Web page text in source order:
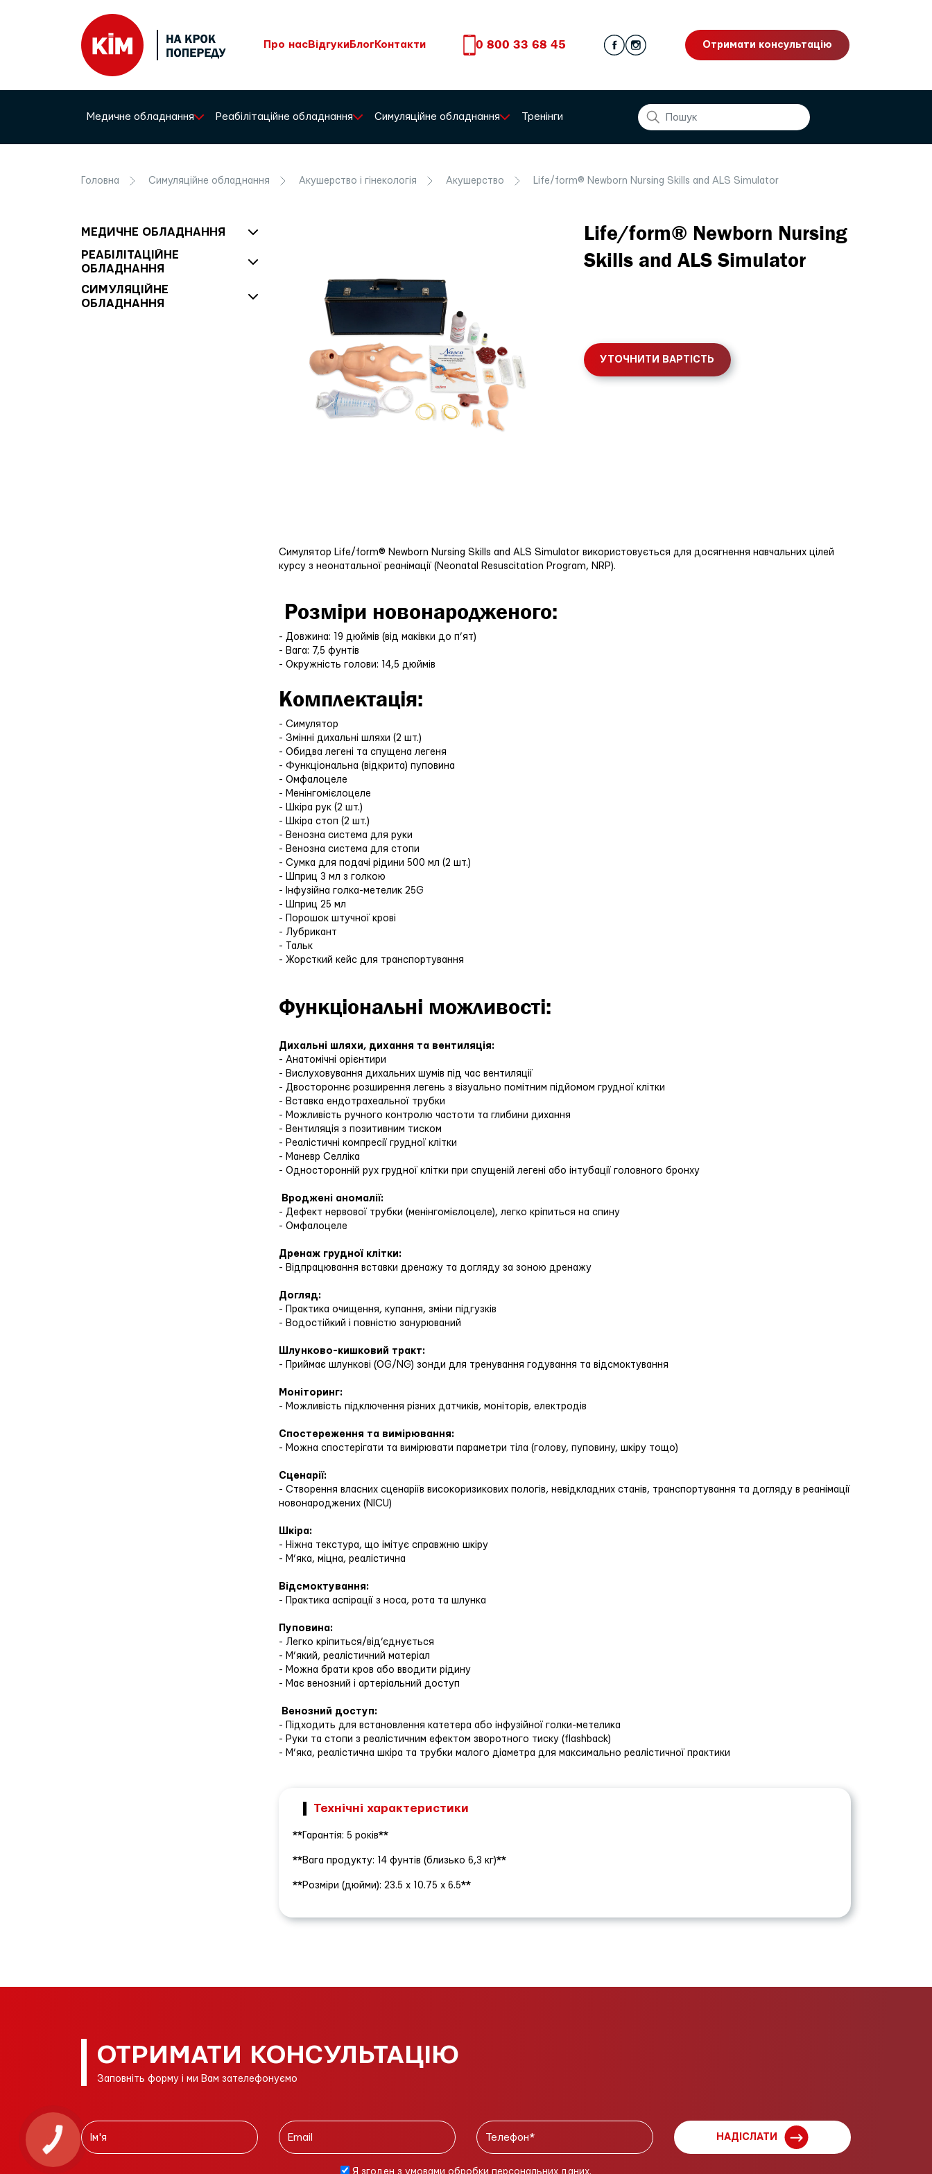
Про нас Відгуки Блог Контакти 0 800 33 68 45 Отримати консультацію
Медичне обладнання Реабілітаційне обладнання Симуляційне обладнання Тренінги
Головна Симуляційне обладнання Акушерство і гінекологія Акушерство Life/form® Newborn Nursing Skills and ALS Simulator
МЕДИЧНЕ ОБЛАДНАННЯ
РЕАБІЛІТАЦІЙНЕ
ОБЛАДНАННЯ
СИМУЛЯЦІЙНЕ
ОБЛАДНАННЯ
Life/form® Newborn Nursing
Skills and ALS Simulator
УТОЧНИТИ ВАРТІСТЬ
Симулятор Life/form® Newborn Nursing Skills and ALS Simulator використовується для досягнення навчальних цілей
курсу з неонатальної реанімації (Neonatal Resuscitation Program, NRP).
Розміри новонародженого:
- Довжина: 19 дюймів (від маківки до п’ят)
- Вага: 7,5 фунтів
- Окружність голови: 14,5 дюймів
Комплектація:
- Симулятор
- Змінні дихальні шляхи (2 шт.)
- Обидва легені та спущена легеня
- Функціональна (відкрита) пуповина
- Омфалоцеле
- Менінгомієлоцеле
- Шкіра рук (2 шт.)
- Шкіра стоп (2 шт.)
- Венозна система для руки
- Венозна система для стопи
- Сумка для подачі рідини 500 мл (2 шт.)
- Шприц 3 мл з голкою
- Інфузійна голка-метелик 25G
- Шприц 25 мл
- Порошок штучної крові
- Лубрикант
- Тальк
- Жорсткий кейс для транспортування
Функціональні можливості:
Дихальні шляхи, дихання та вентиляція:
- Анатомічні орієнтири
- Вислуховування дихальних шумів під час вентиляції
- Двостороннє розширення легень з візуально помітним підйомом грудної клітки
- Вставка ендотрахеальної трубки
- Можливість ручного контролю частоти та глибини дихання
- Вентиляція з позитивним тиском
- Реалістичні компресії грудної клітки
- Маневр Селліка
- Односторонній рух грудної клітки при спущеній легені або інтубації головного бронху
Вроджені аномалії:
- Дефект нервової трубки (менінгомієлоцеле), легко кріпиться на спину
- Омфалоцеле
Дренаж грудної клітки:
- Відпрацювання вставки дренажу та догляду за зоною дренажу
Догляд:
- Практика очищення, купання, зміни підгузків
- Водостійкий і повністю занурюваний
Шлунково-кишковий тракт:
- Приймає шлункові (OG/NG) зонди для тренування годування та відсмоктування
Моніторинг:
- Можливість підключення різних датчиків, моніторів, електродів
Спостереження та вимірювання:
- Можна спостерігати та вимірювати параметри тіла (голову, пуповину, шкіру тощо)
Сценарії:
- Створення власних сценаріїв високоризикових пологів, невідкладних станів, транспортування та догляду в реанімації
новонароджених (NICU)
Шкіра:
- Ніжна текстура, що імітує справжню шкіру
- М’яка, міцна, реалістична
Відсмоктування:
- Практика аспірації з носа, рота та шлунка
Пуповина:
- Легко кріпиться/від’єднується
- М’який, реалістичний матеріал
- Можна брати кров або вводити рідину
- Має венозний і артеріальний доступ
Венозний доступ:
- Підходить для встановлення катетера або інфузійної голки-метелика
- Руки та стопи з реалістичним ефектом зворотного тиску (flashback)
- М’яка, реалістична шкіра та трубки малого діаметра для максимально реалістичної практики
Технічні характеристики
**Гарантія: 5 років**
**Вага продукту: 14 фунтів (близько 6,3 кг)**
**Розміри (дюйми): 23.5 x 10.75 x 6.5**
ОТРИМАТИ КОНСУЛЬТАЦІЮ
Заповніть форму і ми Вам зателефонуємо
НАДІСЛАТИ
Я згоден з умовами обробки персональних даних.